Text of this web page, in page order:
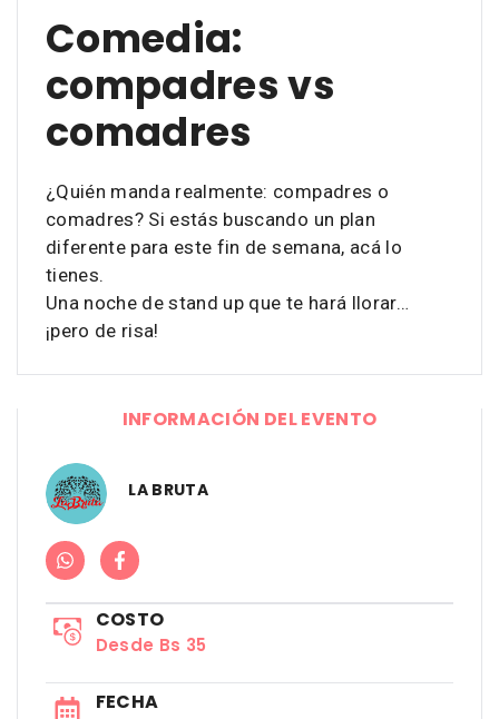
Comedia:
compadres vs
comadres
¿Quién manda realmente: compadres o
comadres? Si estás buscando un plan
diferente para este fin de semana, acá lo
tienes.
Una noche de stand up que te hará llorar…
¡pero de risa!
INFORMACIÓN DEL EVENTO
LA BRUTA
COSTO
Desde Bs 35
FECHA